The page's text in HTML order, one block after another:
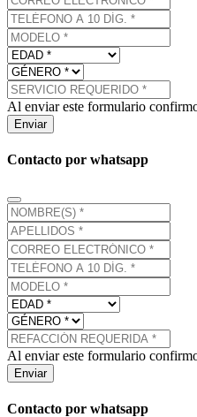
Al enviar este formulario
Enviar
Contacto por whatsapp
Al enviar este formulario
Enviar
Contacto por whatsapp